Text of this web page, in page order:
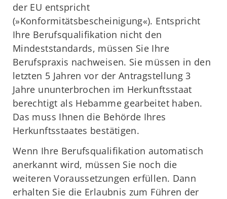
der EU entspricht
(»Konformitätsbescheinigung«). Entspricht
Ihre Berufsqualifikation nicht den
Mindeststandards, müssen Sie Ihre
Berufspraxis nachweisen. Sie müssen in den
letzten 5 Jahren vor der Antragstellung 3
Jahre ununterbrochen im Herkunftsstaat
berechtigt als Hebamme gearbeitet haben.
Das muss Ihnen die Behörde Ihres
Herkunftsstaates bestätigen.
Wenn Ihre Berufsqualifikation automatisch
anerkannt wird, müssen Sie noch die
weiteren Voraussetzungen erfüllen. Dann
erhalten Sie die Erlaubnis zum Führen der